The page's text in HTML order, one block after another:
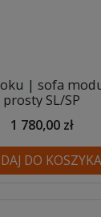
| sofa
prosty SL/SP
1 780,00 zł
DO KOSZYKA